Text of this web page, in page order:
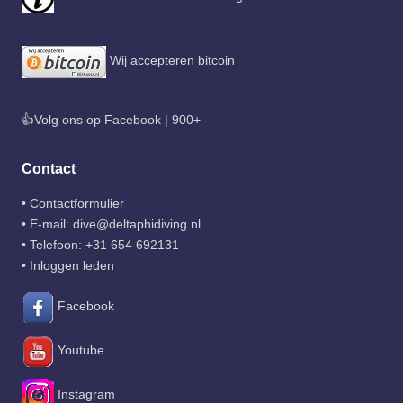
Wij accepteren bitcoin
👍Volg ons op Facebook | 900+
Contact
• Contactformulier
• E-mail: dive@deltaphidiving.nl
• Telefoon: +31 654 692131
• Inloggen leden
Facebook
Youtube
Instagram